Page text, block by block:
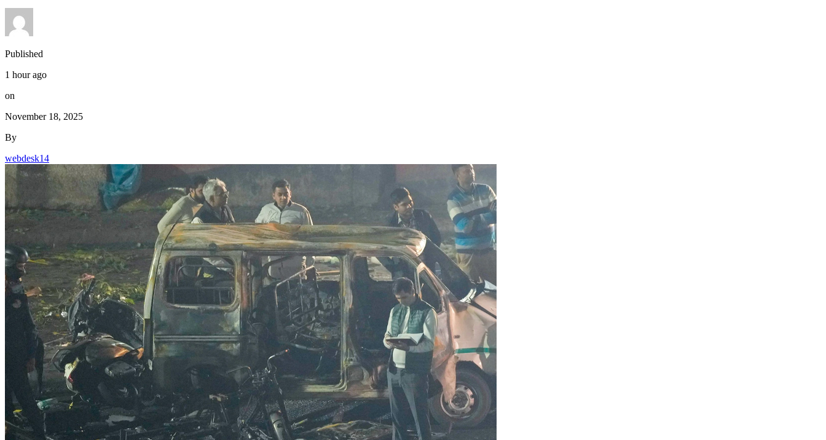
Published
1 hour ago
on
November 18, 2025
By
webdesk14